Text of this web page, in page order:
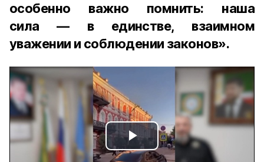
особенно важно помнить: наша
сила — в единстве, взаимном
уважении и соблюдении законов».
Play